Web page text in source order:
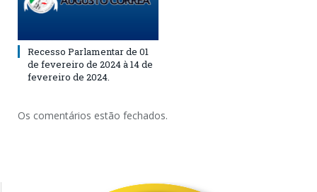
Recesso Parlamentar de 01
de fevereiro de 2024 à 14 de
fevereiro de 2024.
Os comentários estão fechados.